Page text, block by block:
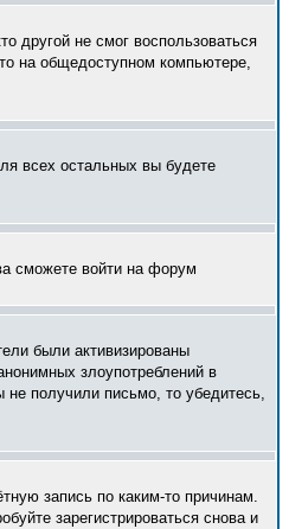
другой не смог воспользоваться
на общедоступном компьютере,
всех остальных вы будете
сможете войти на форум
были активизированы
злоупотреблений в
получили письмо, то убедитесь,
запись по каким-то причинам.
зарегистрироваться снова и